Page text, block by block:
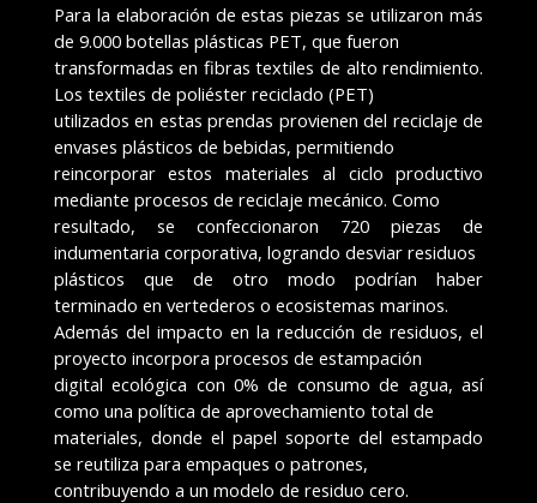
Para la elaboración de estas piezas se utilizaron más
de 9.000 botellas plásticas PET, que fueron
transformadas en fibras textiles de alto rendimiento.
Los textiles de poliéster reciclado (PET)
utilizados en estas prendas provienen del reciclaje de
envases plásticos de bebidas, permitiendo
reincorporar estos materiales al ciclo productivo
mediante procesos de reciclaje mecánico. Como
resultado, se confeccionaron 720 piezas de
indumentaria corporativa, logrando desviar residuos
plásticos que de otro modo podrían haber
terminado en vertederos o ecosistemas marinos.
Además del impacto en la reducción de residuos, el
proyecto incorpora procesos de estampación
digital ecológica con 0% de consumo de agua, así
como una política de aprovechamiento total de
materiales, donde el papel soporte del estampado
se reutiliza para empaques o patrones,
contribuyendo a un modelo de residuo cero.